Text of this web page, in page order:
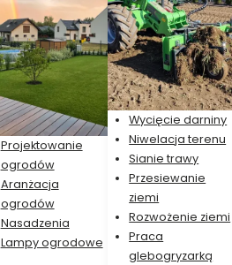
Projektowanie
ogrodów
Aranżacja
ogrodów
Nasadzenia
Lampy ogrodowe
Wycięcie darniny
Niwelacja terenu
Sianie trawy
Przesiewanie
ziemi
Rozwożenie ziemi
Praca
glebogryzarką